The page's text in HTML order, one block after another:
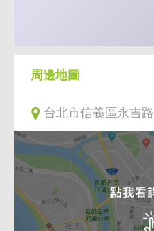
周邊地圖
台北市信義區永吉路